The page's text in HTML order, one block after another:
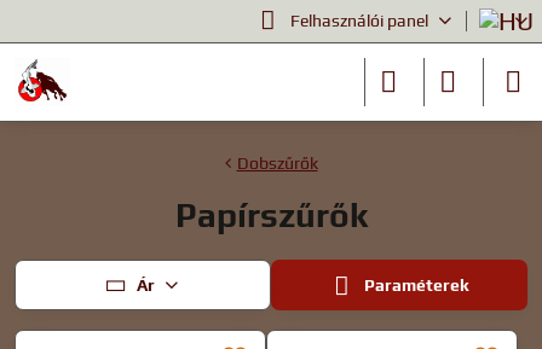
Felhasználói panel
Dobszűrők
Papírszűrők
Ár Paraméterek